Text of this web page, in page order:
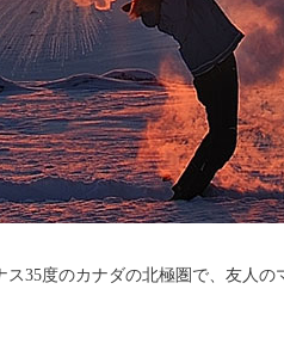
度のカナダの北極圏で、友人の